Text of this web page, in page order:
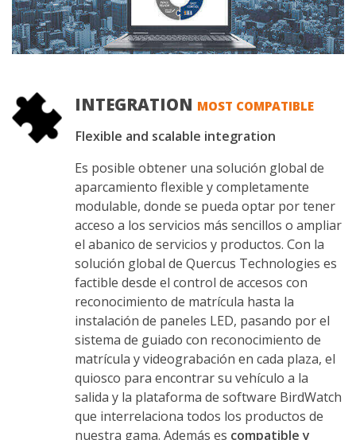
INTEGRATION MOST COMPATIBLE
Flexible and scalable integration
Es posible obtener una solución global de
aparcamiento flexible y completamente
modulable, donde se pueda optar por tener
acceso a los servicios más sencillos o ampliar
el abanico de servicios y productos. Con la
solución global de Quercus Technologies es
factible desde el control de accesos con
reconocimiento de matrícula hasta la
instalación de paneles LED, pasando por el
sistema de guiado con reconocimiento de
matrícula y videograbación en cada plaza, el
quiosco para encontrar su vehículo a la
salida y la plataforma de software BirdWatch
que interrelaciona todos los productos de
nuestra gama. Además es compatible y